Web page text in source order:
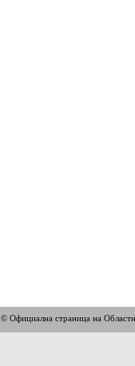
© Официална страница на